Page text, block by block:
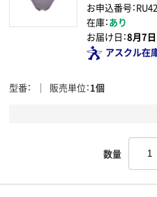
お申込番号：
在庫：あり
お届け日：8月7日
アスクル在
型番 販売単位 1個
数量